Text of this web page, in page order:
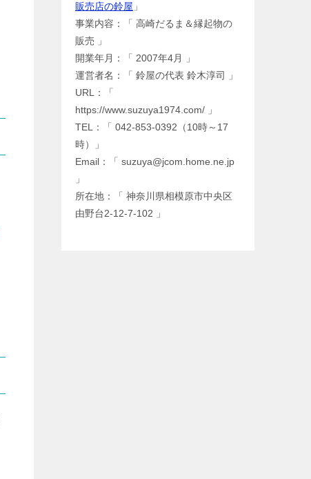
販売店の鈴屋 」
事業内容：「 高崎だるま＆縁起物の
販売 」
開業年月：「 2007年4月 」
運営者名：「 鈴屋の代表 鈴木淳司 」
URL：「
https://www.suzuya1974.com/ 」
TEL：「 042-853-0392（10時～17
時）」
Email：「 suzuya@jcom.home.ne.jp
」
所在地：「 神奈川県相模原市中央区
由野台2-12-7-102 」